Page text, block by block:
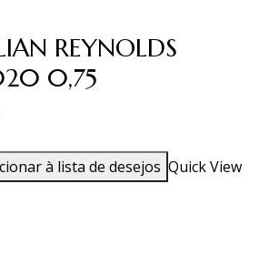
REYNOLDS
0,75
à lista de desejos Quick View